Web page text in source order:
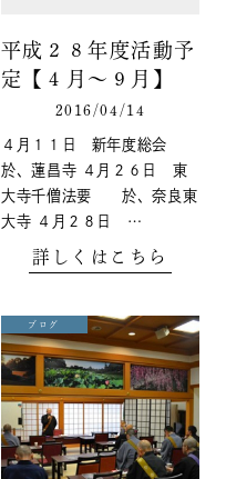
平成２８年度活動予
定【４月～９月】
2016/04/14
４月１１日 新年度総会
於、蓮昌寺 ４月２６日 東
大寺千僧法要 於、奈良東
大寺 ４月２８日 …
詳しくはこちら
ブログ